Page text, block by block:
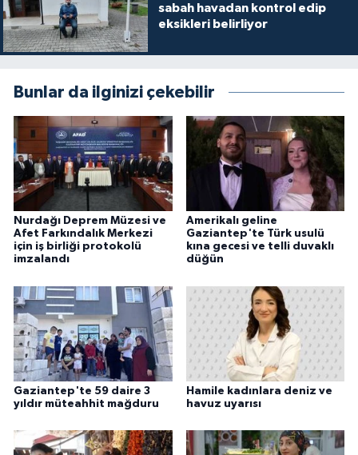
sabah havadan kontrol edip
eksikleri belirliyor
Bunlar da ilginizi çekebilir
Nurdağı Deprem Müzesi ve
Afet Farkındalık Merkezi
için iş birliği protokolü
imzalandı
Amerikalı geline
Gaziantep'te Türk usulü
kına gecesi ve telli duvaklı
düğün
Gaziantep'te 59 daire 3
yıldır müteahhit mağduru
Hamile kadınlara deniz ve
havuz uyarısı